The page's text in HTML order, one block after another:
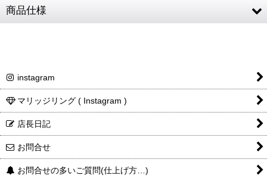
商品仕様
商品詳細金額・送料
instagram
マリッジリング ( Instagram )
店長日記
お問合せ
お問合せの多いご質問(仕上げ方…)